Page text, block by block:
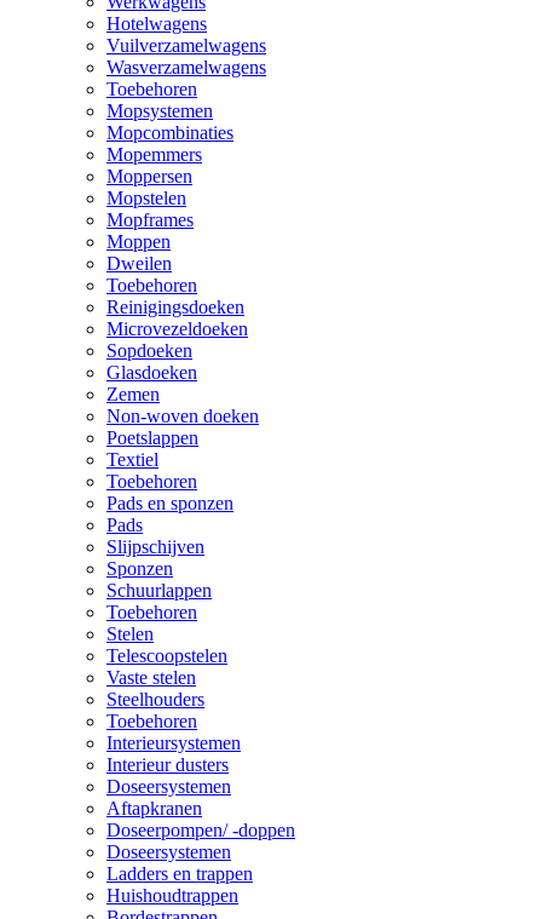
Hotelwagens
Vuilverzamelwagens
Wasverzamelwagens
Toebehoren
Mopsystemen
Mopcombinaties
Mopemmers
Moppersen
Mopstelen
Mopframes
Moppen
Dweilen
Toebehoren
Reinigingsdoeken
Microvezeldoeken
Sopdoeken
Glasdoeken
Zemen
Non-woven doeken
Poetslappen
Textiel
Toebehoren
Pads en sponzen
Pads
Slijpschijven
Sponzen
Schuurlappen
Toebehoren
Stelen
Telescoopstelen
Vaste stelen
Steelhouders
Toebehoren
Interieursystemen
Interieur dusters
Doseersystemen
Aftapkranen
Doseerpompen/ -doppen
Doseersystemen
Ladders en trappen
Huishoudtrappen